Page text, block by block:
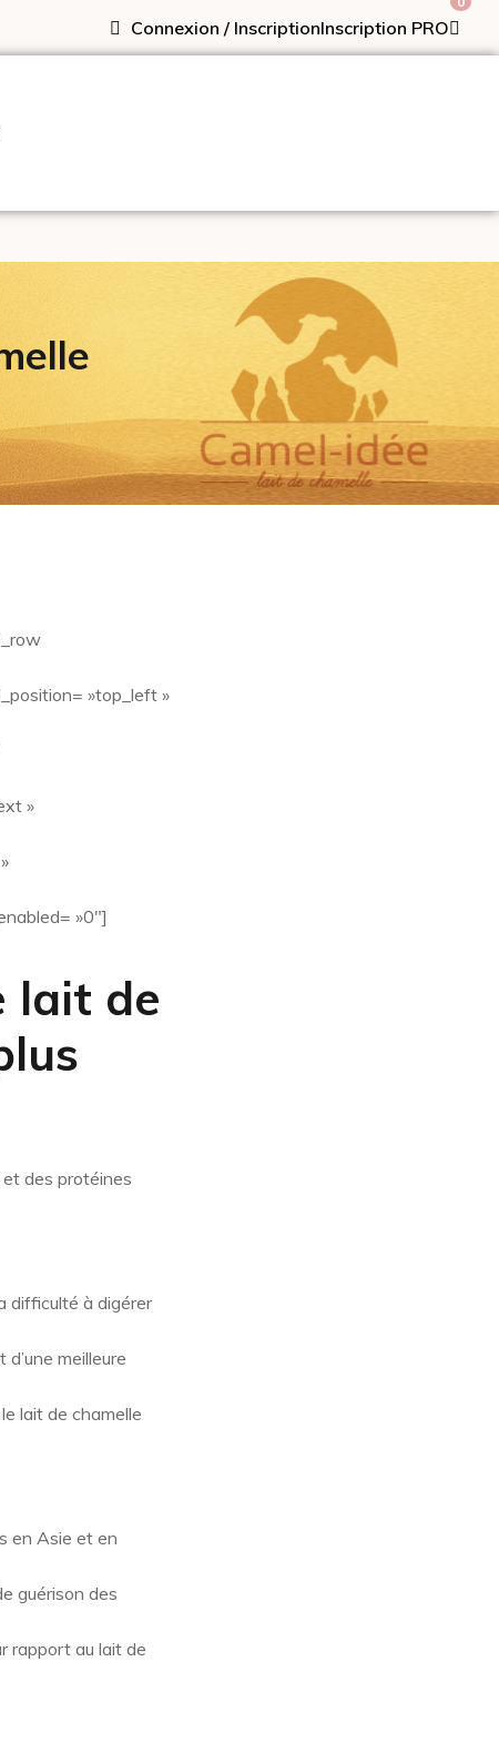
Connexion / InscriptionInscription PRO
»top_left »
»
»0″]
lait de
et des protéines
difficulté à digérer
meilleure
lait de chamelle
en Asie et en
guérison des
rapport au lait de